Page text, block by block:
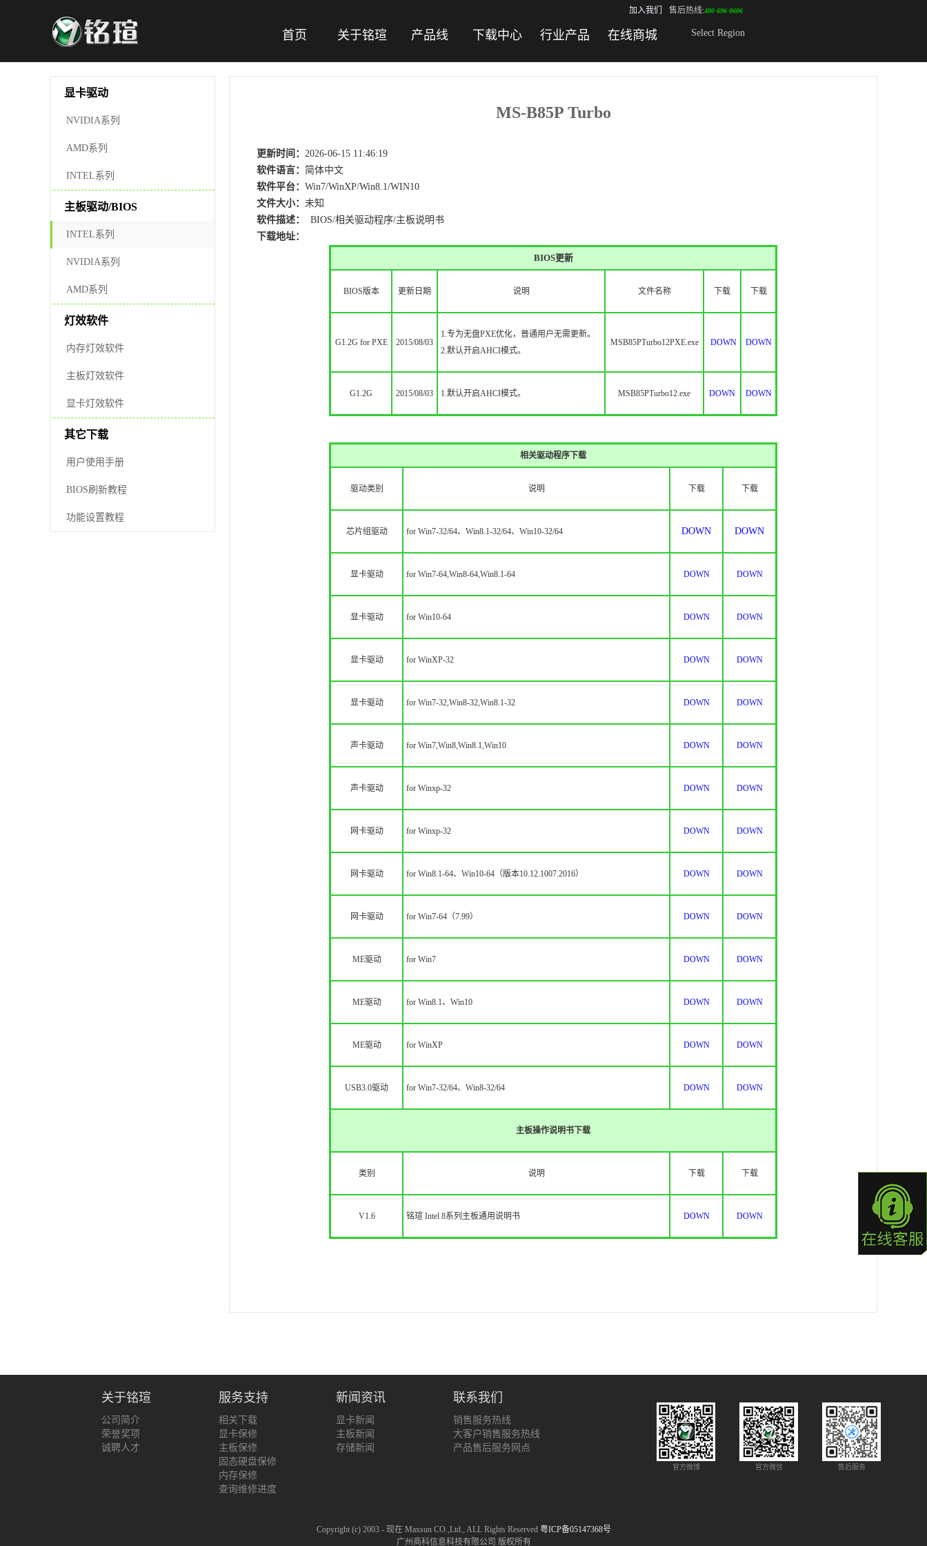
首页 关于铭瑄 产品线 下载中心 行业产品 在线商城 Select Region
加入我们 售后热线:400 696 0606
显卡驱动
NVIDIA系列
AMD系列
INTEL系列
主板驱动/BIOS
INTEL系列
NVIDIA系列
AMD系列
灯效软件
内存灯效软件
主板灯效软件
显卡灯效软件
其它下载
用户使用手册
BIOS刷新教程
功能设置教程
MS-B85P Turbo
更新时间： 2026-06-15 11:46:19
软件语言： 简体中文
软件平台： Win7/WinXP/Win8.1/WIN10
文件大小： 未知
软件描述：
BIOS/相关驱动程序/主板说明书
下载地址：
BIOS更新
BIOS版本 更新日期 说明 文件名称 下载 下载
G1.2G for PXE 2015/08/03
1.专为无盘PXE优化，普通用户无需更新。
2.默认开启AHCI模式。
MSB85PTurbo12PXE.exe DOWN DOWN
G1.2G 2015/08/03 1.默认开启AHCI模式。 MSB85PTurbo12.exe DOWN DOWN
相关驱动程序 下载
驱动类别 说明 下载 下载
芯片组驱动 for Win7-32/64、Win8.1-32/64、Win10-32/64 DOWN DOWN
显卡驱动 for Win7-64,Win8-64,Win8.1-64 DOWN DOWN
显卡驱动 for Win10-64 DOWN DOWN
显卡驱动 for WinXP-32 DOWN DOWN
显卡驱动 for Win7-32,Win8-32,Win8.1-32 DOWN DOWN
声卡驱动 for Win7,Win8,Win8.1,Win10 DOWN DOWN
声卡驱动 for Winxp-32 DOWN DOWN
网卡驱动 for Winxp-32 DOWN DOWN
网卡驱动 for Win8.1-64、Win10-64（版本10.12.1007.2016） DOWN DOWN
网卡驱动 for Win7-64（7.99） DOWN DOWN
ME驱动 for Win7 DOWN DOWN
ME驱动 for Win8.1、Win10 DOWN DOWN
ME驱动 for WinXP DOWN DOWN
USB3.0驱动 for Win7-32/64、Win8-32/64 DOWN DOWN
主板操作说明书下载
类别 说明 下载 下载
V1.6 铭瑄 Intel 8系列主板通用说明书 DOWN DOWN
关于铭瑄
公司简介
荣誉奖项
诚聘人才
服务支持
相关下载
显卡保修
主板保修
固态硬盘保修
内存保修
查询维修进度
新闻资讯
显卡新闻
主板新闻
存储新闻
联系我们
销售服务热线
大客户销售服务热线
产品售后服务网点
官方微信
官方微博 售后服务
Copyright (c) 2003 - 现在 Maxsun CO.,Ltd., ALL Rights Reserved 粤ICP备05147368号
广州商科信息科技有限公司 版权所有